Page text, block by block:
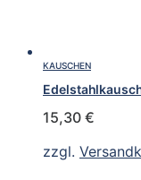
KAUSCHEN
15,30 €
zzgl.